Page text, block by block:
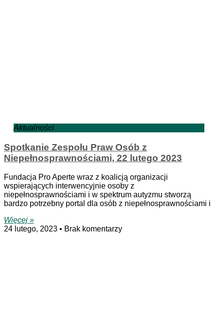
Aktualności
Spotkanie Zespołu Praw Osób z
Niepełnosprawnościami, 22 lutego 2023
Fundacja Pro Aperte wraz z koalicją organizacji
wspierających interwencyjnie osoby z
niepełnosprawnościami i w spektrum autyzmu stworzą
bardzo potrzebny portal dla osób z niepełnosprawnościami i
Więcej »
24 lutego, 2023
Brak komentarzy